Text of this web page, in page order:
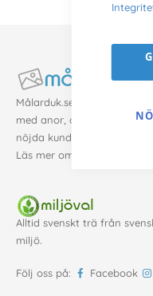
Målarduk.se drivs av Alldo
med anor, och har funnits
nöjda kunder i hela
Läs mer om oss
Alltid svenskt trä från
miljö.
Följ oss på: Facebook